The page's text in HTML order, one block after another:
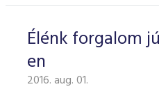
Élénk forgalom
en
2016. aug. 01.